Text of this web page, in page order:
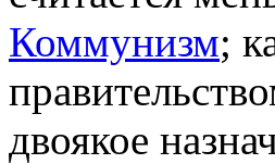
Коммунизм;
двоякое